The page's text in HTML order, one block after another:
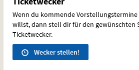
Wenn du kommende Vorstellungstermine
willst, dann stell dir für den gewünschten
Ticketwecker.
Wecker stellen!